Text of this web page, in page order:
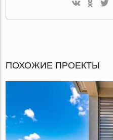
ПОХОЖИЕ ПРОЕКТЫ